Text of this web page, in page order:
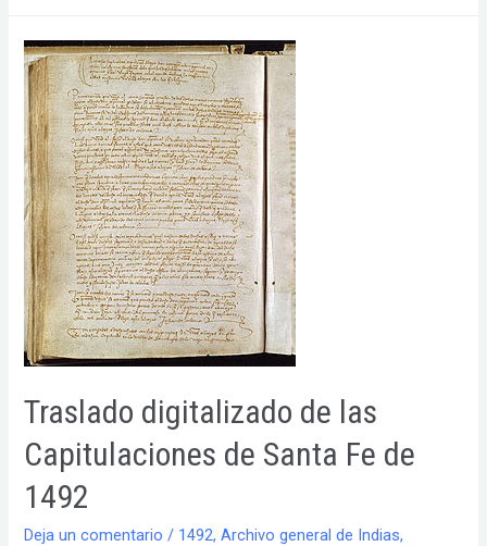
de
Cristóbal
Colón
a
su
hijo
Diego.
Traslado digitalizado de las
Capitulaciones de Santa Fe de
1492
Deja un comentario / 1492,Archivo general de Indias,